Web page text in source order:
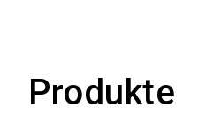
Produkte